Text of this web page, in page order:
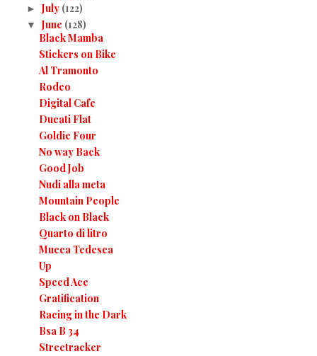
► July (122)
▼ June (128)
Black Mamba
Stickers on Bike
Al Tramonto
Rodeo
Digital Cafe
Ducati Flat
Goldie Four
No way Back
Good Job
Nudi alla meta
Mountain People
Black on Black
Quarto di litro
Mucca Tedesca
Up
Speed Ace
Gratification
Racing in the Dark
Bsa B 34
Streetracker